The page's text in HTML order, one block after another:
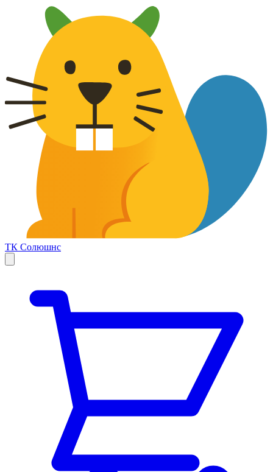
ТК Солюшнс